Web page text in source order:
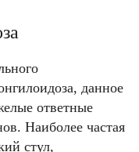
данное
ответные
Наиболее частая
стул,